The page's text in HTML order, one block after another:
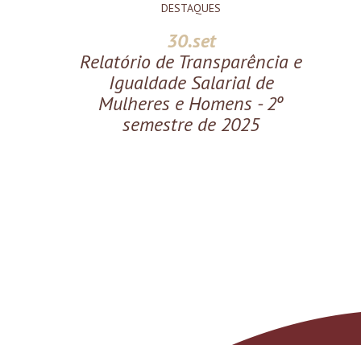
DESTAQUES
30.set
Relatório de Transparência e
Igualdade Salarial de
Mulheres e Homens - 2º
semestre de 2025